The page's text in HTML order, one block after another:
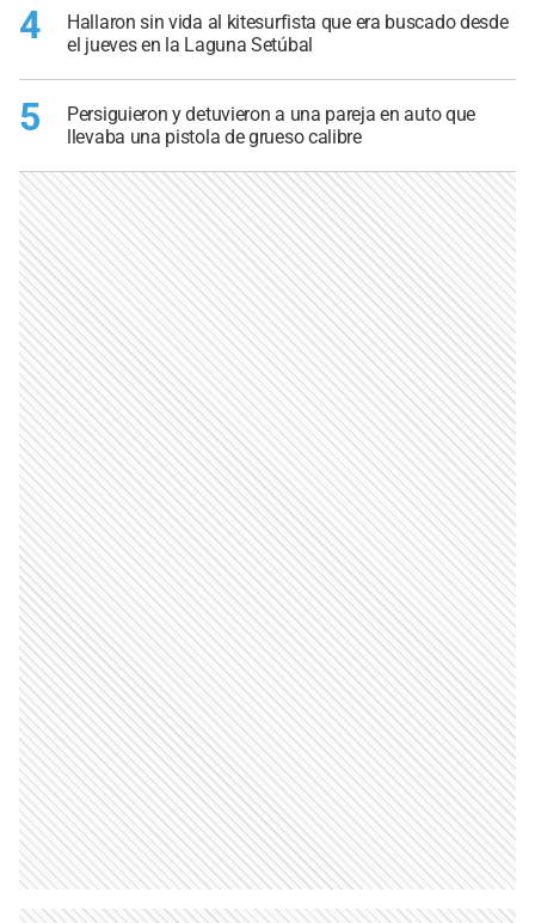
4
Hallaron sin vida al kitesurfista que era buscado desde
el jueves en la Laguna Setúbal
5
Persiguieron y detuvieron a una pareja en auto que
llevaba una pistola de grueso calibre